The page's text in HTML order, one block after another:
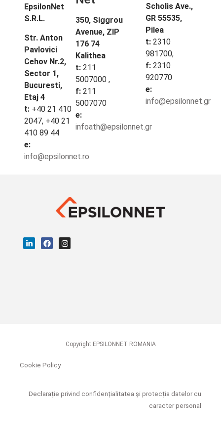
EpsilonNet
S.R.L.
Str. Anton
Pavlovici
Cehov Nr.2,
Sector 1,
Bucuresti,
Etaj 4
t: +40 21 410
2047, +40 21
410 89 44
e:
info@epsilonnet.ro
350, Siggrou
Avenue, ZIP
176 74
Kalithea
t: 211
5007000,
f:211
5007070
e:
infoath@epsilonnet.gr
Scholis Ave.,
GR 55535,
Pilea
t: 2310
981700,
f: 2310
920770
e:
info@epsilonnet.gr
Copyright EPSILONNET ROMANIA
Cookie Policy
Declarație privind confidențialitatea și protecția datelor cu
caracter personal